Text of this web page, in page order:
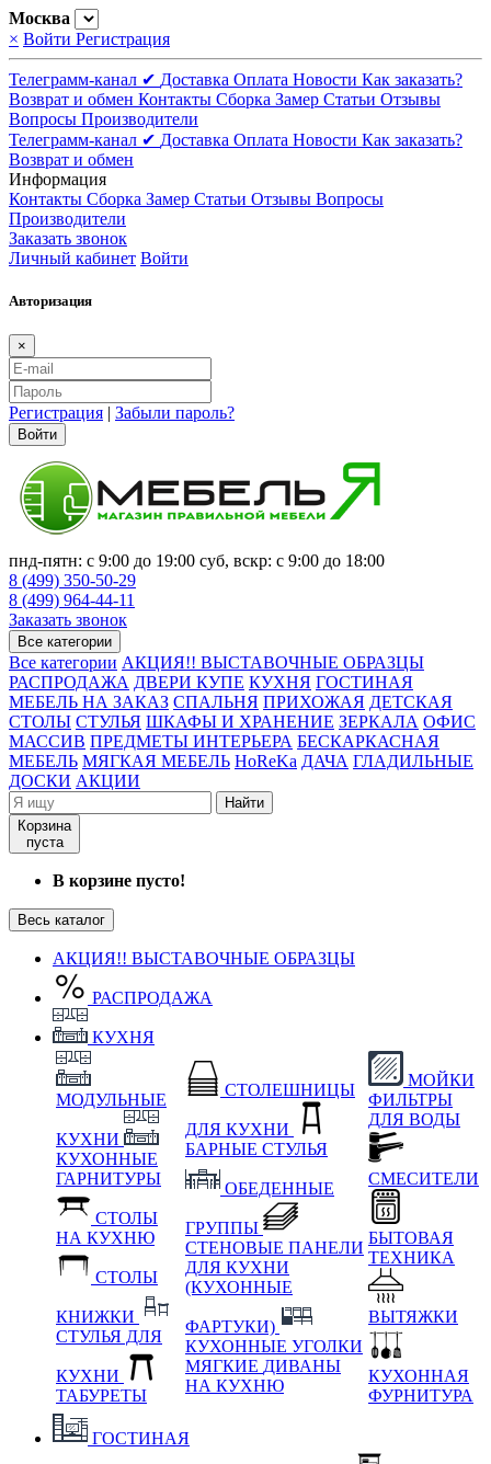
Москва
× Войти Регистрация
Телеграмм-канал ✔ Доставка Оплата Новости Как заказать?
Возврат и обмен Контакты Сборка Замер Статьи Отзывы
Вопросы Производители
Телеграмм-канал ✔ Доставка Оплата Новости Как заказать?
Возврат и обмен
Информация
Контакты Сборка Замер Статьи Отзывы Вопросы
Производители
Заказать звонок
Личный кабинет Войти
Авторизация
×
Регистрация | Забыли пароль?
Войти
пнд-пятн: с 9:00 до 19:00 суб, вскр: с 9:00 до 18:00
8 (499) 350-50-29
8 (499) 964-44-11
Заказать звонок
Все категории
Все категории АКЦИЯ!! ВЫСТАВОЧНЫЕ ОБРАЗЦЫ
РАСПРОДАЖА ДВЕРИ КУПЕ КУХНЯ ГОСТИНАЯ
МЕБЕЛЬ НА ЗАКАЗ СПАЛЬНЯ ПРИХОЖАЯ ДЕТСКАЯ
СТОЛЫ СТУЛЬЯ ШКАФЫ И ХРАНЕНИЕ ЗЕРКАЛА ОФИС
МАССИВ ПРЕДМЕТЫ ИНТЕРЬЕРА БЕСКАРКАСНАЯ
МЕБЕЛЬ МЯГКАЯ МЕБЕЛЬ HoReKa ДАЧА ГЛАДИЛЬНЫЕ
ДОСКИ АКЦИИ
Найти
Корзина
пуста
В корзине пусто!
Весь каталог
АКЦИЯ!! ВЫСТАВОЧНЫЕ ОБРАЗЦЫ
РАСПРОДАЖА
КУХНЯ
МОДУЛЬНЫЕ
КУХНИ
КУХОННЫЕ
ГАРНИТУРЫ
СТОЛЫ
НА КУХНЮ
СТОЛЫ
КНИЖКИ
СТУЛЬЯ ДЛЯ
КУХНИ
ТАБУРЕТЫ
СТОЛЕШНИЦЫ
ДЛЯ КУХНИ
БАРНЫЕ СТУЛЬЯ
ОБЕДЕННЫЕ
ГРУППЫ
СТЕНОВЫЕ ПАНЕЛИ
ДЛЯ КУХНИ
(КУХОННЫЕ
ФАРТУКИ)
КУХОННЫЕ УГОЛКИ
МЯГКИЕ ДИВАНЫ
НА КУХНЮ
МОЙКИ
ФИЛЬТРЫ
ДЛЯ ВОДЫ
СМЕСИТЕЛИ
БЫТОВАЯ
ТЕХНИКА
ВЫТЯЖКИ
КУХОННАЯ
ФУРНИТУРА
ГОСТИНАЯ